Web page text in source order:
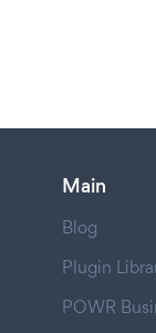
Main
Blog
Plugin
POWR